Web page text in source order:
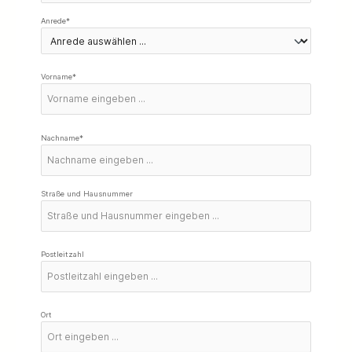
Anrede*
Vorname*
Nachname*
Straße und Hausnummer
Postleitzahl
Ort